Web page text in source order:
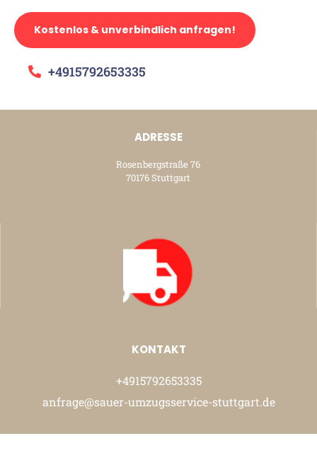
Kostenlos & unverbindlich anfragen!
+4915792653335
ADRESSE
Rosenbergstraße 76
70176 Stuttgart
KONTAKT
+4915792653335
anfrage@sauer-umzugsservice-stuttgart.de